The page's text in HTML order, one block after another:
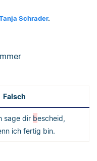
Schrader.
Falsch
sage dir bescheid,
ich fertig bin.